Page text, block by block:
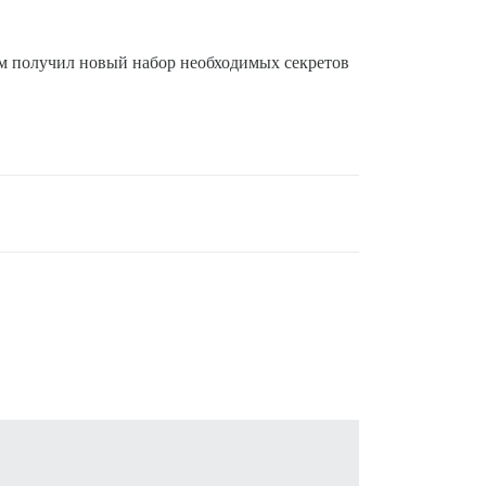
новый набор необходимых секретов